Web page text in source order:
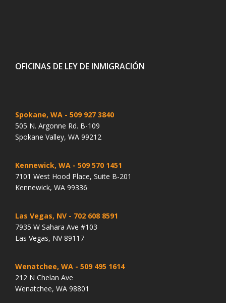
OFICINAS DE LEY DE INMIGRACIÓN
Spokane, WA - 509 927 3840
505 N. Argonne Rd. B-109
Spokane Valley, WA 99212
Kennewick, WA - 509 570 1451
7101 West Hood Place, Suite B-201
Kennewick, WA 99336
Las Vegas, NV - 702 608 8591
7935 W Sahara Ave #103
Las Vegas, NV 89117
Wenatchee, WA - 509 495 1614
212 N Chelan Ave
Wenatchee, WA 98801